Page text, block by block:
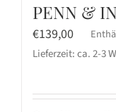
PENN &
€139,00
Lieferzeit: ca. 2-3